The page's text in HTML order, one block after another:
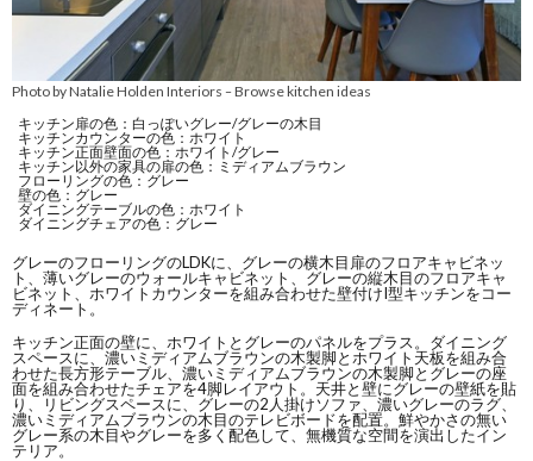
Photo by Natalie Holden Interiors –Browse kitchen ideas
キッチン扉の色：白っぽいグレー/グレーの木目
キッチンカウンターの色：ホワイト
キッチン正面壁面の色：ホワイト/グレー
キッチン以外の家具の扉の色：ミディアムブラウン
フローリングの色：グレー
壁の色：グレー
ダイニングテーブルの色：ホワイト
ダイニングチェアの色：グレー
グレーのフローリングのLDKに、グレーの横木目扉のフロアキャビネッ
ト、薄いグレーのウォールキャビネット、グレーの縦木目のフロアキャ
ビネット、ホワイトカウンターを組み合わせた壁付けI型キッチンをコー
ディネート。
キッチン正面の壁に、ホワイトとグレーのパネルをプラス。ダイニング
スペースに、濃いミディアムブラウンの木製脚とホワイト天板を組み合
わせた長方形テーブル、濃いミディアムブラウンの木製脚とグレーの座
面を組み合わせたチェアを4脚レイアウト。天井と壁にグレーの壁紙を貼
り、リビングスペースに、グレーの2人掛けソファ、濃いグレーのラグ、
濃いミディアムブラウンの木目のテレビボードを配置。鮮やかさの無い
グレー系の木目やグレーを多く配色して、無機質な空間を演出したイン
テリア。